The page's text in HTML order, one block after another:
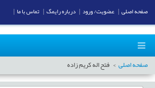
صفحه اصلی فتح اله کریم زاده
صفحه اصلی عضویت/ ورود درباره رایمگ تماس با ما